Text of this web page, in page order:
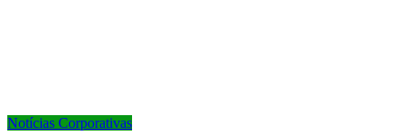
Notícias Corporativas